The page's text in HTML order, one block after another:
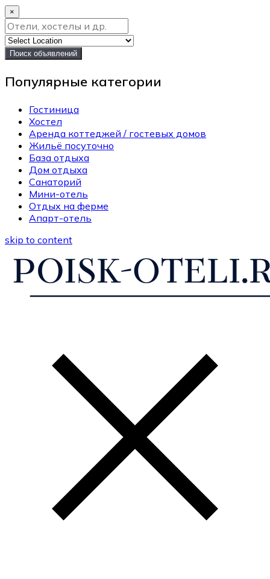
×
Поиск объявлений
Популярные категории
Гостиница
Хостел
Аренда коттеджей / гостевых домов
Жильё посуточно
База отдыха
Дом отдыха
Санаторий
Мини-отель
Отдых на ферме
Апарт-отель
skip to content